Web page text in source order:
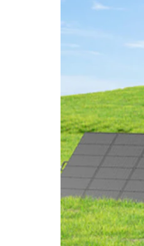
Casti Wireless
Casti cu Fir
Casti Profesionale
Ceasuri si Inele smart, bratari
Smartwatch
Ceasuri Smart pentru copii
Bratari Fitness